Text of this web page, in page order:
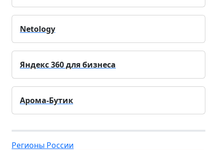
Netology
Яндекс 360 для бизнеса
Арома-Бутик
Регионы России